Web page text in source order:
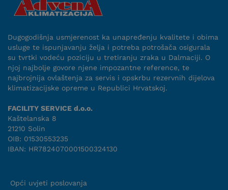
Dugogodišnja usmjerenost ka unapređenju kvalitete i obima
usluge te ispunjavanju želja i potreba potrošača osigurala
su tvrtki vodeću poziciju u tretiranju zraka u Dalmaciji. O
njoj najbolje govore njene impozantne reference, te
najbrojnija ovlaštenja za servis i opskrbu rezervnih dijelova
klimatizacijske opreme u Republici Hrvatskoj.
FACILITY SERVICE d.o.o.
Kaštelanska 8
21210 Solin
OIB: 01530553235
IBAN: HR7824070001500324130
Opći uvjeti poslovanja